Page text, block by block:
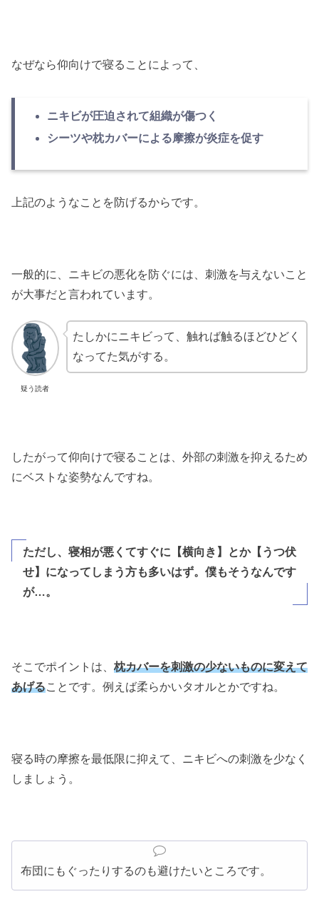
なぜなら仰向けで寝ることによって、
ニキビが圧迫されて組織が傷つく
シーツや枕カバーによる摩擦が炎症を促す
上記のようなことを防げるからです。
一般的に、ニキビの悪化を防ぐには、刺激を与えないこと
が大事だと言われています。
疑う読者
たしかにニキビって、触れば触るほどひどく
なってた気がする。
したがって仰向けで寝ることは、外部の刺激を抑えるため
にベストな姿勢なんですね。
ただし、寝相が悪くてすぐに【横向き】とか【うつ伏
せ】になってしまう方も多いはず。僕もそうなんです
が…。
そこでポイントは、 枕カバーを刺激の少ないものに変えて
あげることです。例えば柔らかいタオルとかですね。
寝る時の摩擦を最低限に抑えて、ニキビへの刺激を少なく
しましょう。
布団にもぐったりするのも避けたいところです。